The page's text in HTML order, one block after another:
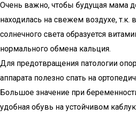
Очень важно, чтобы будущая мама
находилась на свежем воздухе,
солнечного света образуется
нормального обмена кальция.
Для предотвращения патологии
аппарата полезно спать на
Большое значение при
удобная обувь на устойчивом